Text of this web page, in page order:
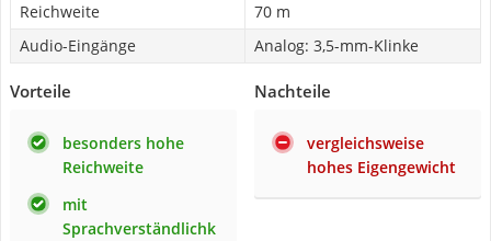
Reichweite
70 m
Audio-Eingänge
Analog: 3,5-mm-Klinke
Vorteile
besonders hohe
Reichweite
mit
Sprachverständlichk
Nachteile
vergleichsweise
hohes Eigengewicht